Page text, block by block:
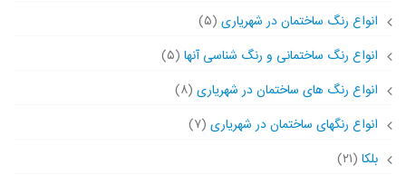
انواع رنگ ساختمان در شهریاری (۵)
انواع رنگ ساختمانی و رنگ شناسی آنها (۵)
انواع رنگ های ساختمان در شهریاری (۸)
انواع رنگهای ساختمان در شهریاری (۷)
بلکا (۲۱)